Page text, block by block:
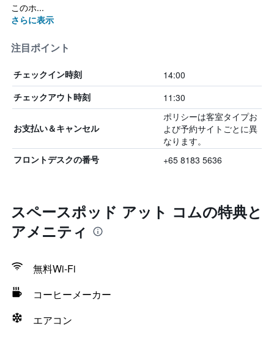
このホ...
さらに表示
注目ポイント
チェックイン時刻 14:00
チェックアウト時刻 11:30
お支払い＆キャンセル
ポリシーは客室タイプお
よび予約サイトごとに異
なります。
フロントデスクの番号 +65 8183 5636
スペースポッド アット コムの特典と
アメニティ
無料Wi-Fi
コーヒーメーカー
エアコン